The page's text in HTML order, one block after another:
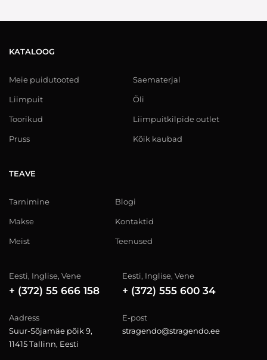
KATALOOG
Meie puidutooted
Liimpuit
Toorikud
Pruss
Saematerjal
Õli
Liimpuitkilpide outlet
Kõik kaubad
TEAVE
Tarnimine
Makse
Meist
Blogi
Kontaktid
Teenused
Eesti, Inglise, Vene
+ (372) 55 666 158
Eesti, Inglise, Vene
+ (372) 555 600 34
Aadress
Suur-Sõjamäe põik 9,
11415 Tallinn, Eesti
E-post
stragendo@stragendo.ee